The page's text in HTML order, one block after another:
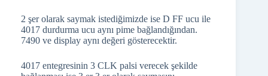
2 şer olarak saymak istediğimizde ise D FF ucu ile
4017 durdurma ucu aynı pime bağlandığından.
7490 ve display aynı değeri gösterecektir.
4017 entegresinin 3 CLK palsi verecek şekilde